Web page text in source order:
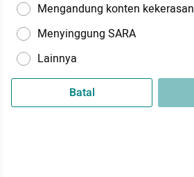
Mengandung konten kekerasan
Menyinggung SARA
Lainnya
Batal